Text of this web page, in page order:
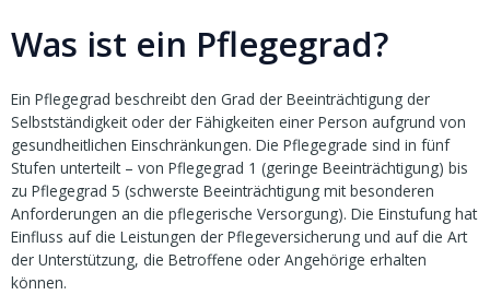
Was ist ein Pflegegrad?
Ein Pflegegrad beschreibt den Grad der Beeinträchtigung der
Selbstständigkeit oder der Fähigkeiten einer Person aufgrund von
gesundheitlichen Einschränkungen. Die Pflegegrade sind in fünf
Stufen unterteilt – von Pflegegrad 1 (geringe Beeinträchtigung) bis
zu Pflegegrad 5 (schwerste Beeinträchtigung mit besonderen
Anforderungen an die pflegerische Versorgung). Die Einstufung hat
Einfluss auf die Leistungen der Pflegeversicherung und auf die Art
der Unterstützung, die Betroffene oder Angehörige erhalten
können.